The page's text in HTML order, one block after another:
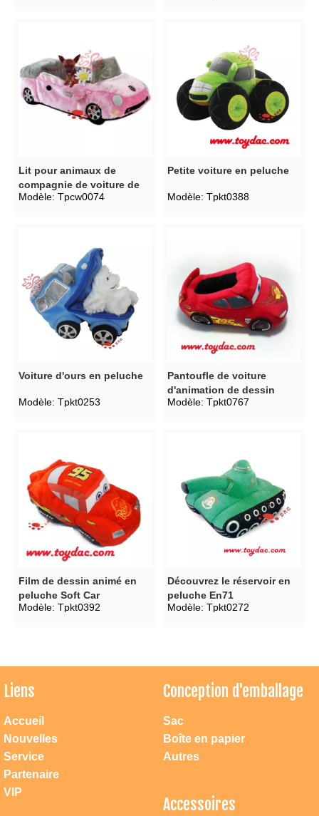
Lit pour animaux de
compagnie de voiture de
dessin animé doux en
Modèle: Tpcw0074
Petite voiture en peluche
Modèle: Tpkt0388
Voiture d'ours en peluche
Modèle: Tpkt0253
Pantoufle de voiture
d'animation de dessin
animé en peluche
Modèle: Tpkt0767
Film de dessin animé en
peluche Soft Car
Modèle: Tpkt0392
Découvrez le réservoir en
peluche En71
Modèle: Tpkt0272
Liens
Accueil
Nouvelles
Service
Partenaire
VIP
Conception d'emballage
Sac
Boîte en papier
Autres
Accessoires